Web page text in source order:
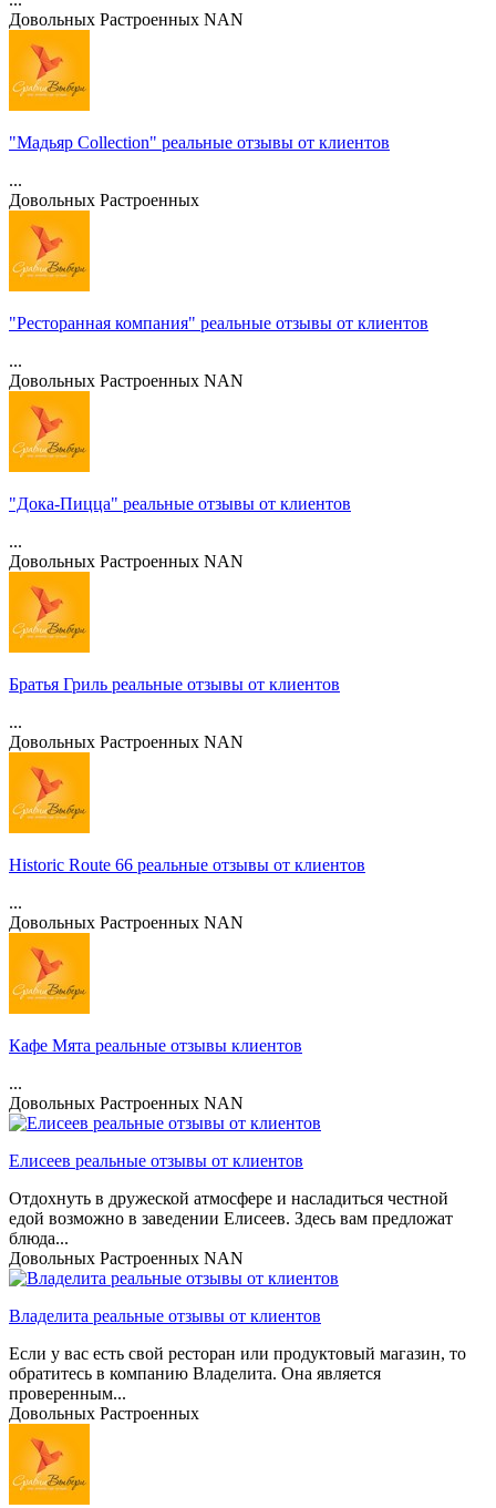
Довольных Растроенных NAN
"Мадьяр Collection" реальные отзывы от клиентов
...
Довольных Растроенных
"Ресторанная компания" реальные отзывы от клиентов
...
Довольных Растроенных NAN
"Дока-Пицца" реальные отзывы от клиентов
...
Довольных Растроенных NAN
Братья Гриль реальные отзывы от клиентов
...
Довольных Растроенных NAN
Historic Route 66 реальные отзывы от клиентов
...
Довольных Растроенных NAN
Кафе Мята реальные отзывы клиентов
...
Довольных Растроенных NAN
Елисеев реальные отзывы от клиентов
Отдохнуть в дружеской атмосфере и насладиться честной
едой возможно в заведении Елисеев. Здесь вам предложат
блюда...
Довольных Растроенных NAN
Владелита реальные отзывы от клиентов
Если у вас есть свой ресторан или продуктовый магазин, то
обратитесь в компанию Владелита. Она является
проверенным...
Довольных Растроенных